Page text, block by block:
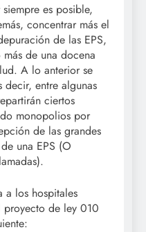
es posible,
concentrar más el
de las EPS,
de una docena
A lo anterior se
decir, entre algunas
ciertos
monopolios por
de las grandes
una EPS (O
a los hospitales
de ley 010